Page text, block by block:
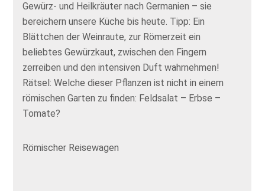
Gewürz- und Heilkräuter nach Germanien – sie
bereichern unsere Küche bis heute. Tipp: Ein
Blättchen der Weinraute, zur Römerzeit ein
beliebtes Gewürzkaut, zwischen den Fingern
zerreiben und den intensiven Duft wahrnehmen!
Rätsel: Welche dieser Pflanzen ist nicht in einem
römischen Garten zu finden: Feldsalat – Erbse –
Tomate?
Römischer Reisewagen